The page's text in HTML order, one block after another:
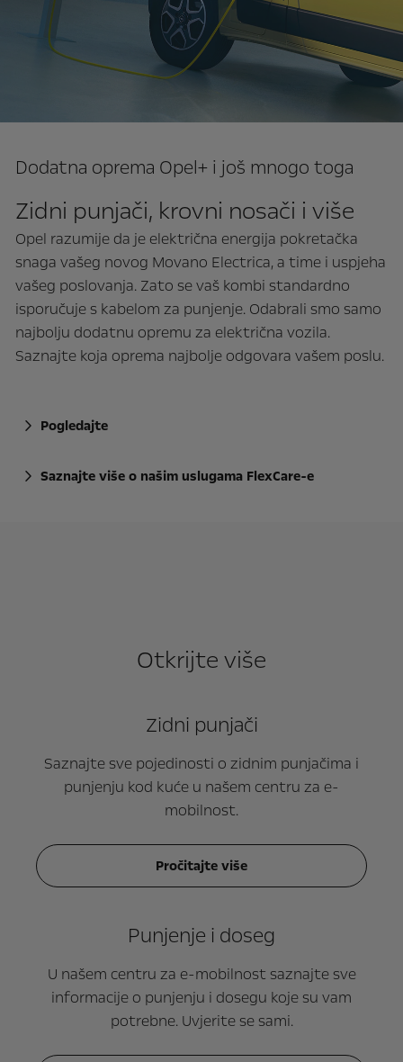
Dodatna oprema Opel+ i još mnogo toga
Zidni punjači, krovni nosači i više
Opel razumije da je električna energija pokretačka
snaga vašeg novog Movano Electrica, a time i uspjeha
vašeg poslovanja. Zato se vaš kombi standardno
isporučuje s kabelom za punjenje. Odabrali smo samo
najbolju dodatnu opremu za električna vozila.
Saznajte koja oprema najbolje odgovara vašem poslu.
Pogledajte
Saznajte više o našim uslugama FlexCare-e
Otkrijte više
Zidni punjači
Saznajte sve pojedinosti o zidnim punjačima i
punjenju kod kuće u našem centru za e-
mobilnost.
Pročitajte više
Punjenje i doseg
U našem centru za e-mobilnost saznajte sve
informacije o punjenju i dosegu koje su vam
potrebne. Uvjerite se sami.